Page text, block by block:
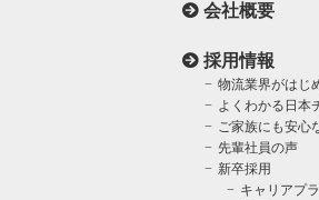
会社概要
採用情報
物流業界がはじ
よくわかる日本
ご家族にも安心
先輩社員の声
新卒採用
キャリアプ